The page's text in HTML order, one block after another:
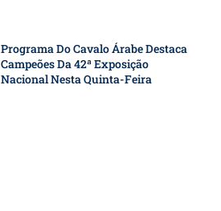
Programa Do Cavalo Árabe Destaca
Campeões Da 42ª Exposição
Nacional Nesta Quinta-Feira